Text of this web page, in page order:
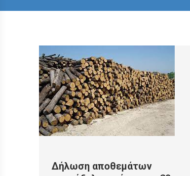
Δήλωση αποθεμάτων